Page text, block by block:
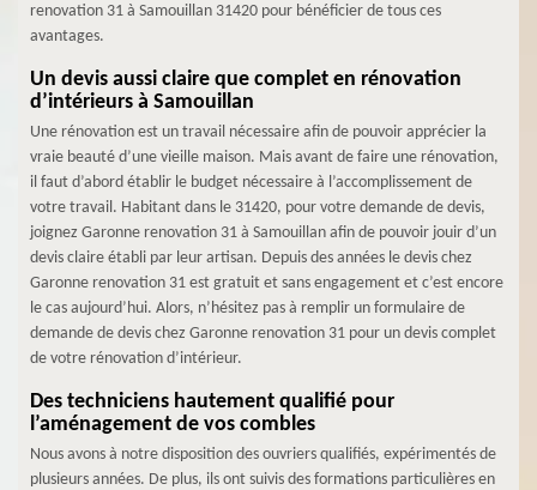
renovation 31 à Samouillan 31420 pour bénéficier de tous ces
avantages.
Un devis aussi claire que complet en rénovation
d’intérieurs à Samouillan
Une rénovation est un travail nécessaire afin de pouvoir apprécier la
vraie beauté d’une vieille maison. Mais avant de faire une rénovation,
il faut d’abord établir le budget nécessaire à l’accomplissement de
votre travail. Habitant dans le 31420, pour votre demande de devis,
joignez Garonne renovation 31 à Samouillan afin de pouvoir jouir d’un
devis claire établi par leur artisan. Depuis des années le devis chez
Garonne renovation 31 est gratuit et sans engagement et c’est encore
le cas aujourd’hui. Alors, n’hésitez pas à remplir un formulaire de
demande de devis chez Garonne renovation 31 pour un devis complet
de votre rénovation d’intérieur.
Des techniciens hautement qualifié pour
l’aménagement de vos combles
Nous avons à notre disposition des ouvriers qualifiés, expérimentés de
plusieurs années. De plus, ils ont suivis des formations particulières en